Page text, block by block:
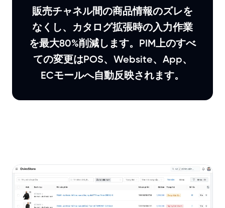
販売チャネル間の商品情報のズレを
なくし、カタログ拡張時の入力作業
を最大80%削減します。PIM上のすべ
ての変更はPOS、Website、App、
ECモールへ自動反映されます。